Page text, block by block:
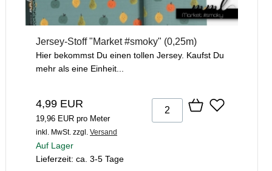
Jersey-Stoff "Market #smoky" (0,25m)
Hier bekommst Du einen tollen Jersey. Kaufst Du
mehr als eine Einheit...
4,99 EUR
19,96 EUR pro Meter
inkl. MwSt. zzgl. Versand
Auf Lager
Lieferzeit: ca. 3-5 Tage